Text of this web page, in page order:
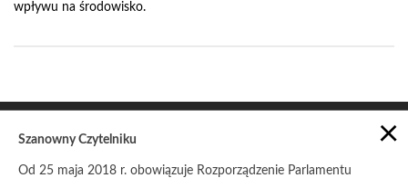
wpływu na środowisko.
×
Szanowny Czytelniku
Od 25 maja 2018 r. obowiązuje Rozporządzenie Parlamentu